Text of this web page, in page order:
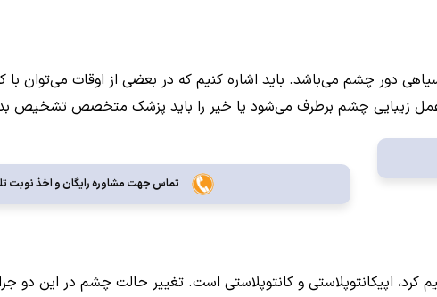
دور چشم می‌باشد. باید اشاره کنیم که در بعضی از اوقات می‌توان با
عمل زیبایی چشم برطرف می‌شود یا خیر را باید پزشک متخصص تشخیص
تماس جهت مشاوره رايگان و اخذ نوبت
اپیکانتوپلاستی و کانتوپلاستی است. تغییر حالت چشم در این دو